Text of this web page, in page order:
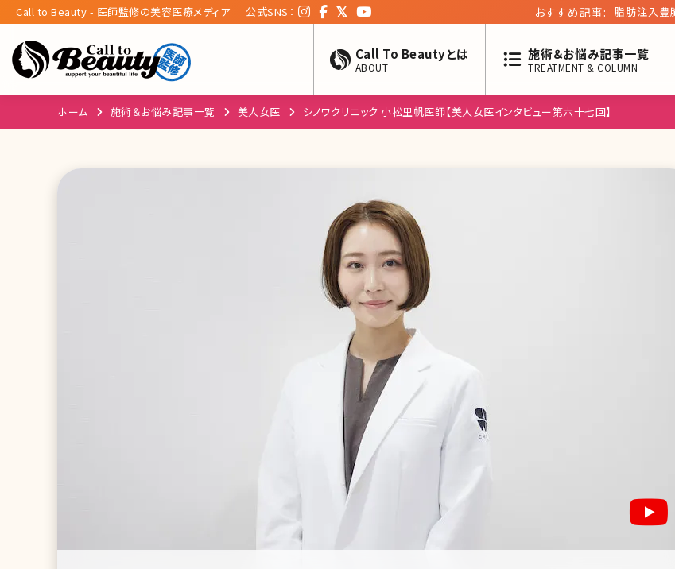
Call to Beauty - 医師監修の美容医療メディア 公式SNS： おすすめ記事: モデル出身
Call To Beautyとは
ABOUT
施術＆お悩み記事一覧
TREATMENT & COLUMN
ホーム 施術＆お悩み記事一覧 美人女医 シノワクリニック 小松里帆医師【美人女医インタビュー第六十七回】